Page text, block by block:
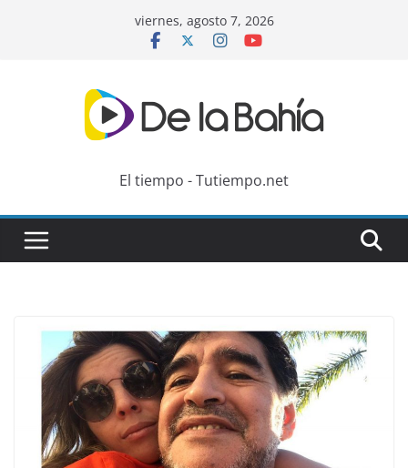
viernes, agosto 7, 2026
El tiempo - Tutiempo.net